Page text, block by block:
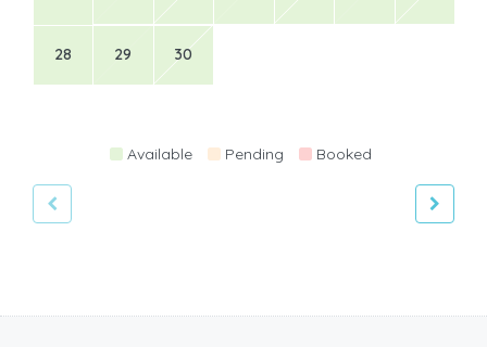
28 29 30
Available Pending Booked